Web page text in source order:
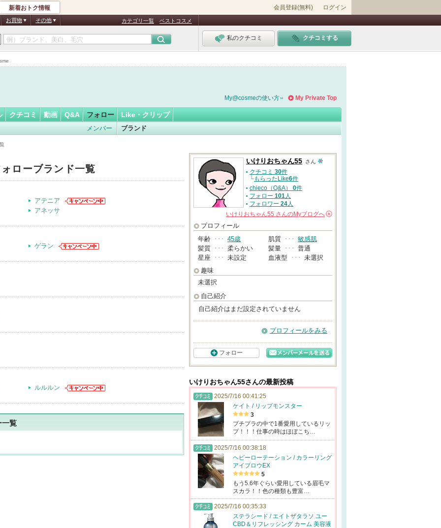
新着おトク情報 会員登録(無料) ログイン
お買物 その他 カテゴリ一覧 ベストコスメ
私のクチコミ クチコミする
ん55さん
My Private Top
My@cosmeの使い方
クチコミ 動画 Q&A フォロー
メンバー ブランド
Like・クリップ
ォローブランド一覧
アテニア
アネッサ
ゲラン
ルルルン
一覧
いけりおちゃん55 さん
クチコミ 30件
└もらったLike6件
chieco（Q&A） 0件
フォロー 101人
フォロワー 24人
いけりおちゃん55 さんのMyブログへ
プロフィール
年齢 ･･･ 45歳 肌質 ･･･ 敏感肌
髪質 ･･･ 柔らかい 髪量 ･･･ 普通
星座 ･･･ 未設定 血液型 ･･･ 未選択
趣味
未選択
自己紹介
自己紹介はまだ設定されていません
プロフィールをみる
フォロー
いけりおちゃん55さんの最新投稿
2025/7/16 00:41:25
ケイト / リップモンスター
3
プチプラの中で1番愛用しているリッ
プ！！！仕事の時はほぼこち…
2025/7/16 00:38:18
ヘビーローテーション / カラーリング
アイブロウEX
5
もう5.6年ぐらい愛用している眉毛マ
スカラ！！色の種類も豊富…
2025/7/16 00:35:33
ステラシード / エイトザタラソ ユー
CBD＆リフレッシング カーム 美容液